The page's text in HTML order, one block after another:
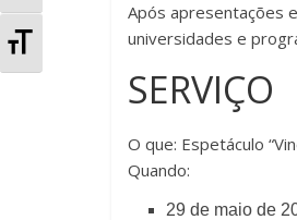
t
A
Após apresentações
universidades e
SERVIÇO
O que: Espetáculo
Quando:
29 de maio de